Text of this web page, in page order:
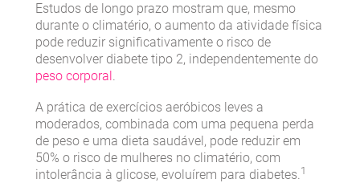
Estudos de longo prazo mostram que, mesmo
durante o climatério, o aumento da atividade física
pode reduzir significativamente o risco de
desenvolver diabete tipo 2, independentemente do
peso corporal .
A prática de exercícios aeróbicos leves a
moderados, combinada com uma pequena perda
de peso e uma dieta saudável, pode reduzir em
50% o risco de mulheres no climatério, com
intolerância à glicose, evoluírem para diabetes.1